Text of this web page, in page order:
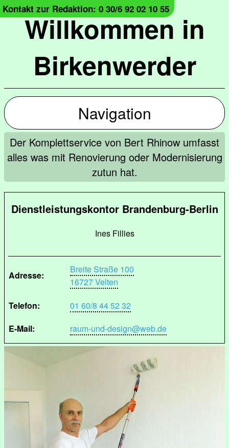
Willkommen in
Birkenwerder
Kontakt zur Redaktion: 0 30/6 92 02 10 55
Navigation
Der Komplettservice von Bert Rhinow umfasst
alles was mit Renovierung oder Modernisierung
zutun hat.
Dienstleistungskontor Brandenburg-Berlin
Ines Fillies
Adresse:
Breite Straße 100
16727 Velten
Telefon:
01 60/8 44 52 32
E-Mail:
raum-und-design@web.de